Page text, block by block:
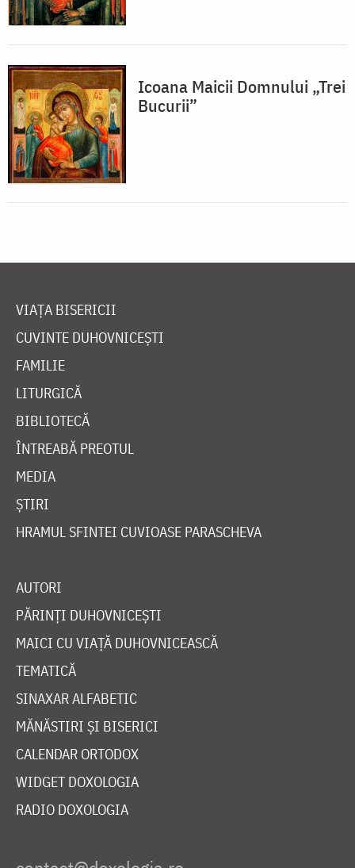
Icoana Maicii Domnului „Trei
Bucurii”
VIAȚA BISERICII
CUVINTE DUHOVNICEȘTI
FAMILIE
LITURGICĂ
BIBLIOTECĂ
ÎNTREABĂ PREOTUL
MEDIA
ȘTIRI
HRAMUL SFINTEI CUVIOASE PARASCHEVA
AUTORI
PĂRINȚI DUHOVNICEȘTI
MAICI CU VIAȚĂ DUHOVNICEASCĂ
TEMATICĂ
SINAXAR ALFABETIC
MĂNĂSTIRI ȘI BISERICI
CALENDAR ORTODOX
WIDGET DOXOLOGIA
RADIO DOXOLOGIA